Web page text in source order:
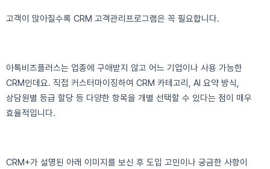
고객이 많아질수록 CRM 고객관리프로그램은 꼭 필요합니다.
아톡비즈플러스는 업종에 구애받지 않고 어느 기업이나 사용 가능한
CRM인데요. 직접 커스터마이징하여 CRM 카테고리, AI 요약 방식,
상담원별 등급 할당 등 다양한 항목을 개별 선택할 수 있다는 점이 매우
효율적입니다.
CRM+가 설명된 아래 이미지를 보신 후 도입 고민이나 궁금한 사항이